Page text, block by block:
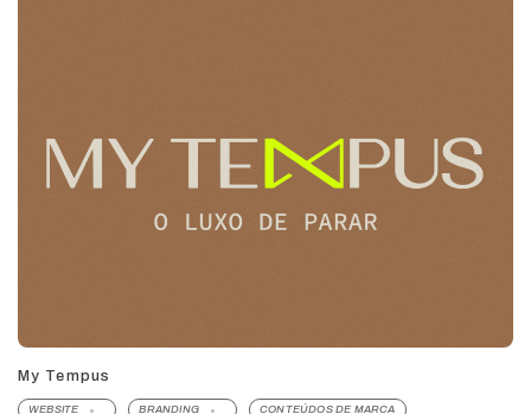
My Tempus
WEBSITE BRANDING CONTEÚDOS DE MARCA